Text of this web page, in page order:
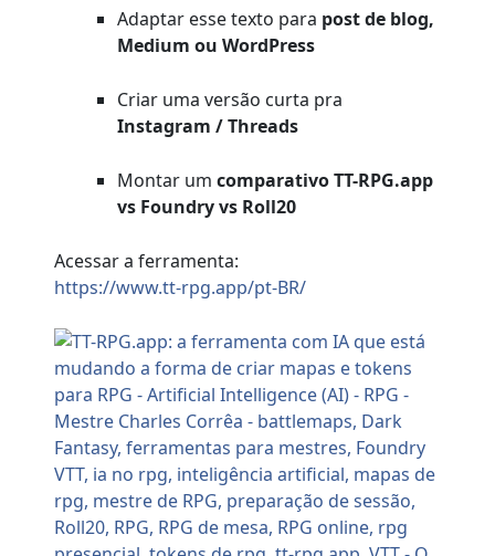
Adaptar esse texto para post de blog,
Medium ou WordPress
Criar uma versão curta pra
Instagram / Threads
Montar umcomparativo TT-RPG.app
vs Foundry vs Roll20
Acessar a ferramenta:
https://www.tt-rpg.app/pt-BR/